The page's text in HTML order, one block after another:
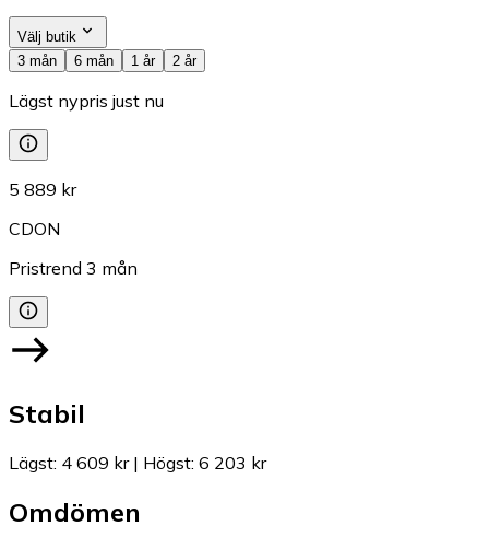
Välj butik
3 mån
6 mån 1 år 2 år
Lägst nypris just nu
5 889 kr
CDON
Pristrend 3 mån
Stabil
Lägst: 4 609 kr| Högst: 6 203 kr
Omdömen